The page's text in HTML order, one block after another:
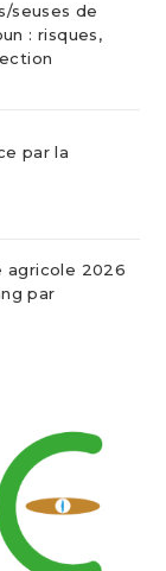
seuses de
: risques,
par la
agricole 2026
par